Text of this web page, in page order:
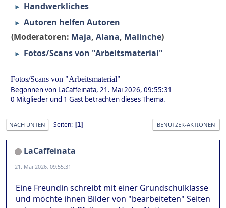
► Handwerkliches
► Autoren helfen Autoren
(Moderatoren: Maja, Alana, Malinche)
► Fotos/Scans von "Arbeitsmaterial"
Fotos/Scans von "Arbeitsmaterial"
Begonnen von LaCaffeinata, 21. Mai 2026, 09:55:31
0 Mitglieder und 1 Gast betrachten dieses Thema.
NACH UNTEN Seiten 1 BENUTZER-AKTIONEN
LaCaffeinata
21. Mai 2026, 09:55:31
Eine Freundin schreibt mit einer Grundschulklasse
und möchte ihnen Bilder von "bearbeiteten" Seiten